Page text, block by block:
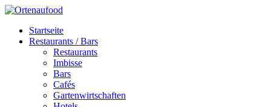
Startseite
Restaurants / Bars
Restaurants
Imbisse
Bars
Cafés
Gartenwirtschaften